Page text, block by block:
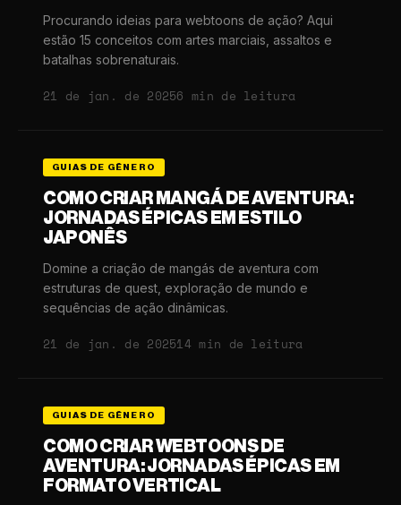
Procurando ideias para webtoons de ação? Aqui
estão 15 conceitos com artes marciais, assaltos e
batalhas sobrenaturais.
21 de jan. de 20256 min de leitura
GUIAS DE GÊNERO
COMO CRIAR MANGÁ DE AVENTURA:
JORNADAS ÉPICAS EM ESTILO
JAPONÊS
Domine a criação de mangás de aventura com
estruturas de quest, exploração de mundo e
sequências de ação dinâmicas.
21 de jan. de 202514 min de leitura
GUIAS DE GÊNERO
COMO CRIAR WEBTOONS DE
AVENTURA: JORNADAS ÉPICAS EM
FORMATO VERTICAL